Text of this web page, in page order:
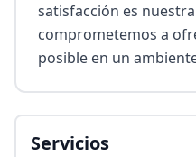
satisfacción es
comprometemos a
posible en un
Servicios